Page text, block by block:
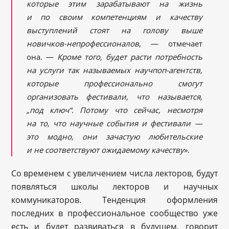
которые этим зарабатывают на жизнь
и по своим компетенциям и качеству
выступлений стоят на голову выше
новичков-непрофессионалов, — отмечает
она. — Кроме того, будет расти потребность
на услуги так называемых научпоп-агентств,
которые профессионально смогут
организовать фестивали, что называется,
„под ключ“. Потому что сейчас, несмотря
на то, что научные события и фестивали —
это модно, они зачастую любительские
и не соответствуют ожидаемому качеству».
Со временем с увеличением числа лекторов, будут
появляться школы лекторов и научных
коммуникаторов. Тенденция оформления
последних в профессиональное сообщество уже
есть и будет развиваться в будущем, говорит